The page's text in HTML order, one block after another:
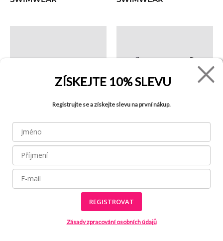
- 51%
490 Kč 990 Kč
Monogram plavky -
- 67%
Intense Power plavky -
Horní díl
CALVIN KLEIN
SWIMWEAR
ZÍSKEJTE 10% SLEVU
Registrujte se a získejte slevu na první nákup.
REGISTROVAT
Zásady zpracování osobních údajů